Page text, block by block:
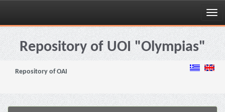
Skip
navigationRepository of UOI "Olympias"
Repository of OAI